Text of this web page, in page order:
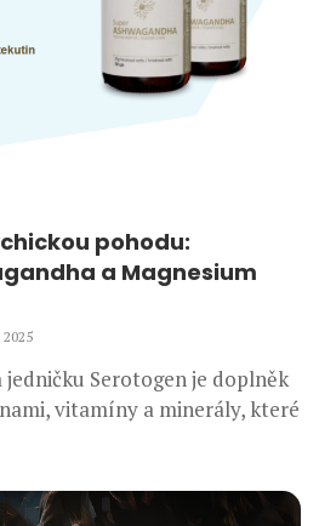
pohodu:
a Magnesium
jedničku Serotogen je doplněk
vitamíny a minerály, které